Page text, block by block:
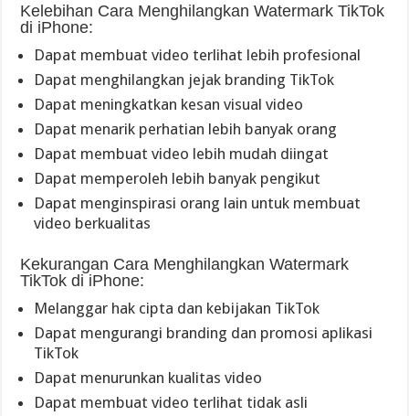
Kelebihan Cara Menghilangkan Watermark TikTok
di iPhone:
Dapat membuat video terlihat lebih profesional
Dapat menghilangkan jejak branding TikTok
Dapat meningkatkan kesan visual video
Dapat menarik perhatian lebih banyak orang
Dapat membuat video lebih mudah diingat
Dapat memperoleh lebih banyak pengikut
Dapat menginspirasi orang lain untuk membuat
video berkualitas
Kekurangan Cara Menghilangkan Watermark
TikTok di iPhone:
Melanggar hak cipta dan kebijakan TikTok
Dapat mengurangi branding dan promosi aplikasi
TikTok
Dapat menurunkan kualitas video
Dapat membuat video terlihat tidak asli